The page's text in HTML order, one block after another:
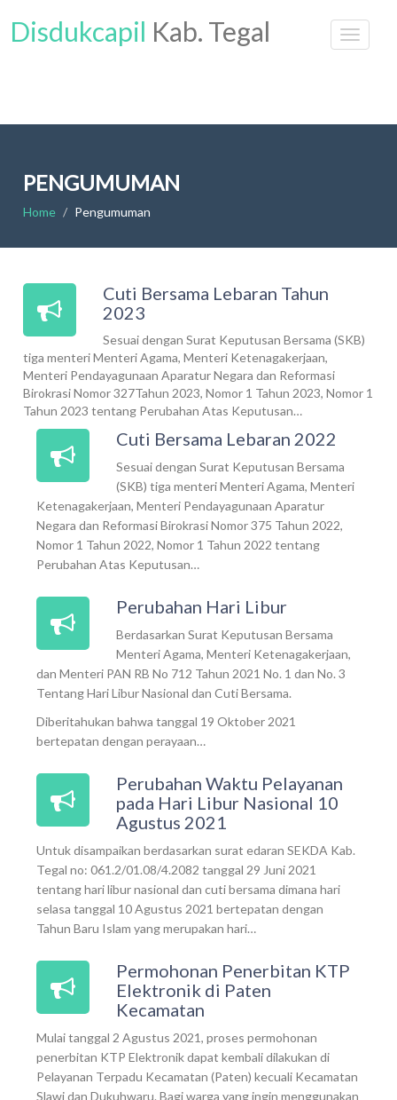
Disdukcapil Kab. Tegal
PENGUMUMAN
Home Pengumuman
Cuti Bersama Lebaran Tahun
2023
Sesuai dengan Surat Keputusan Bersama (SKB)
tiga menteri Menteri Agama, Menteri Ketenagakerjaan,
Menteri Pendayagunaan Aparatur Negara dan Reformasi
Birokrasi Nomor 327Tahun 2023, Nomor 1 Tahun 2023, Nomor 1
Tahun 2023 tentang Perubahan Atas Keputusan…
Cuti Bersama Lebaran 2022
Sesuai dengan Surat Keputusan Bersama
(SKB) tiga menteri Menteri Agama, Menteri
Ketenagakerjaan, Menteri Pendayagunaan Aparatur
Negara dan Reformasi Birokrasi Nomor 375 Tahun 2022,
Nomor 1 Tahun 2022, Nomor 1 Tahun 2022 tentang
Perubahan Atas Keputusan…
Perubahan Hari Libur
Berdasarkan Surat Keputusan Bersama
Menteri Agama, Menteri Ketenagakerjaan,
dan Menteri PAN RB No 712 Tahun 2021 No. 1 dan No. 3
Tentang Hari Libur Nasional dan Cuti Bersama.
Diberitahukan bahwa tanggal 19 Oktober 2021
bertepatan dengan perayaan…
Perubahan Waktu Pelayanan
pada Hari Libur Nasional 10
Agustus 2021
Untuk disampaikan berdasarkan surat edaran SEKDA Kab.
Tegal no: 061.2/01.08/4.2082 tanggal 29 Juni 2021
tentang hari libur nasional dan cuti bersama dimana hari
selasa tanggal 10 Agustus 2021 bertepatan dengan
Tahun Baru Islam yang merupakan hari…
Permohonan Penerbitan KTP
Elektronik di Paten
Kecamatan
Mulai tanggal 2 Agustus 2021, proses permohonan
penerbitan KTP Elektronik dapat kembali dilakukan di
Pelayanan Terpadu Kecamatan (Paten) kecuali Kecamatan
Slawi dan Dukuhwaru. Bagi warga yang ingin menggunakan